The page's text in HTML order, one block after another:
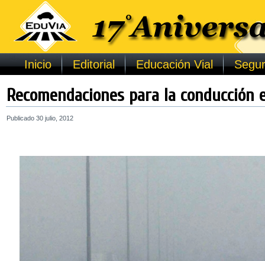
Inicio Editorial Educación Vial
Recomendaciones para la conducción
Publicado 30 julio, 2012